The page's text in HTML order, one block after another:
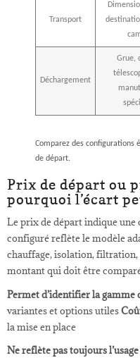
Transport
Déchargement
Grue,
Comparez des configurations
de départ.
Prix de départ ou
pourquoi l’écart
Le prix de départ indique
configuré reflète le modèle
chauffage, isolation, filtration,
montant qui doit être
Permet d’identifier la gamme
variantes et options utiles
la mise en place
Ne reflète pas toujours